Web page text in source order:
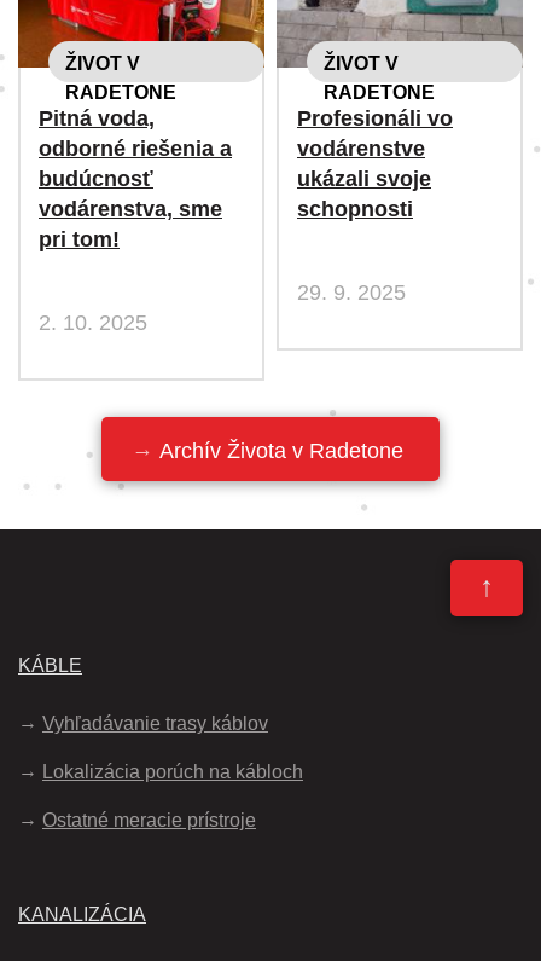
ŽIVOT V
RADETONE
Pitná voda,
odborné riešenia a
budúcnosť
vodárenstva, sme
pri tom!
2. 10. 2025
ŽIVOT V
RADETONE
Profesionáli vo
vodárenstve
ukázali svoje
schopnosti
29. 9. 2025
Archív Života v Radetone
↑
KÁBLE
Vyhľadávanie trasy káblov
Lokalizácia porúch na kábloch
Ostatné meracie prístroje
KANALIZÁCIA